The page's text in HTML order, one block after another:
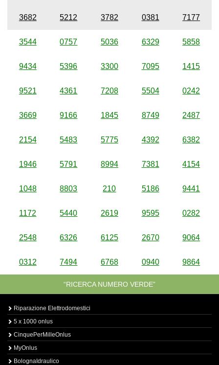
3682 5212 3782 0381 7177
3544 0757 5036 6329 5858
9434 5396 3300 7095 1415
9521 4361 7208 5504 0242
3669 9166 1845 8749 2487
2154 5483 5775 4392 6382
1946 5791 8994 7381 4154
1048 8803 210 5186 9441
1172 5440 2619 9595 0282
2548 6326 6125 2670 9064
0312 7494 6768 0940 9864
“RICERCA NUMERO VERDE”
Riparazione Elettrodomestici
5 x 1000 onlus
CinquePerMilleOnlus
MyOnlus
BolognaIdraulico